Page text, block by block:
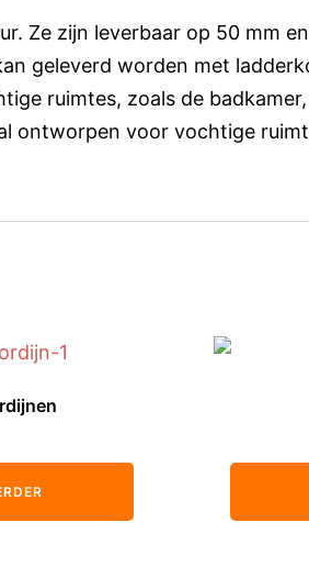
Ze zijn leverbaar op 50 mm
geleverd worden met
ruimtes, zoals de
ontworpen voor vochtige